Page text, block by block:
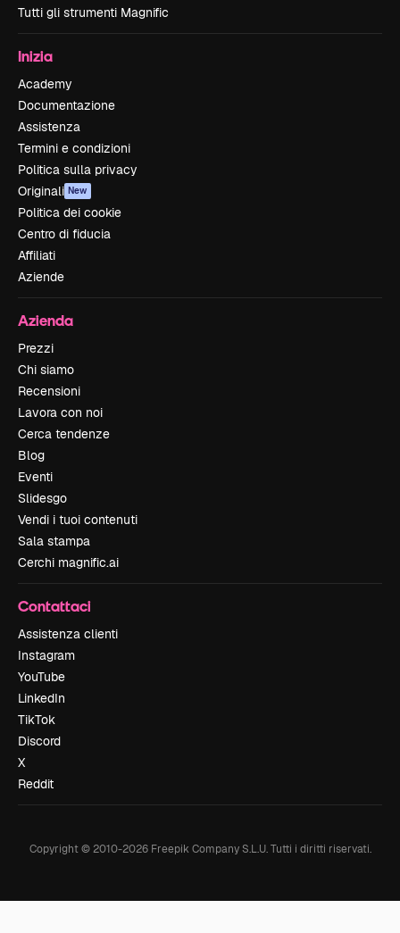
Tutti gli strumenti Magnific
Inizia
Academy
Documentazione
Assistenza
Termini e condizioni
Politica sulla privacy
Originali New
Politica dei cookie
Centro di fiducia
Affiliati
Aziende
Azienda
Prezzi
Chi siamo
Recensioni
Lavora con noi
Cerca tendenze
Blog
Eventi
Slidesgo
Vendi i tuoi contenuti
Sala stampa
Cerchi magnific.ai
Contattaci
Assistenza clienti
Instagram
YouTube
LinkedIn
TikTok
Discord
X
Reddit
Copyright © 2010-2026Freepik Company S.L.U. Tutti i diritti riservati.